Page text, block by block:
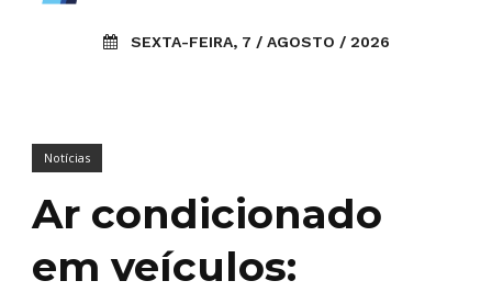
SEXTA-FEIRA, 7 / AGOSTO / 2026
Notícias
Ar condicionado
em veículos: